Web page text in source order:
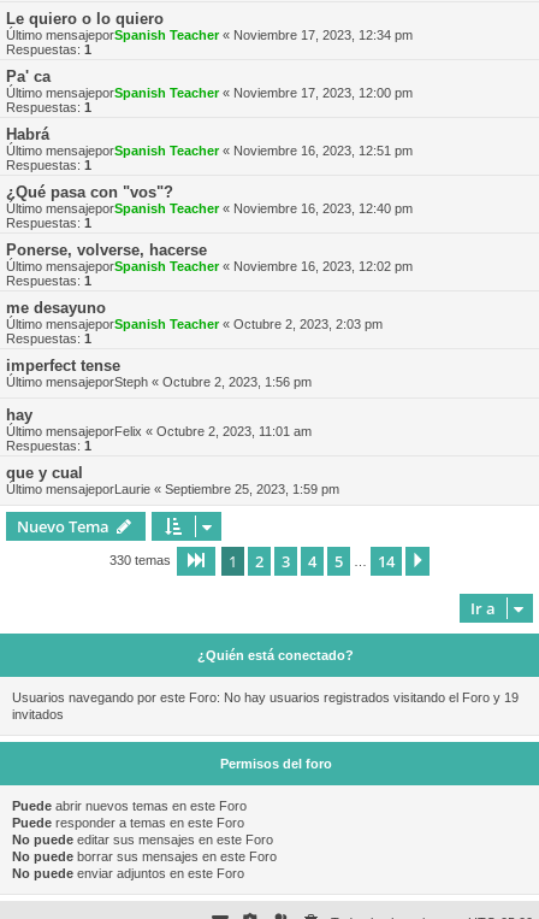
Le quiero o lo quiero
Último mensajeporSpanish Teacher« Noviembre 17, 2023, 12:34 pm
Respuestas: 1
Pa' ca
Último mensajeporSpanish Teacher« Noviembre 17, 2023, 12:00 pm
Respuestas: 1
Habrá
Último mensajeporSpanish Teacher« Noviembre 16, 2023, 12:51 pm
Respuestas: 1
¿Qué pasa con "vos"?
Último mensajeporSpanish Teacher« Noviembre 16, 2023, 12:40 pm
Respuestas: 1
Ponerse, volverse, hacerse
Último mensajeporSpanish Teacher« Noviembre 16, 2023, 12:02 pm
Respuestas: 1
me desayuno
Último mensajeporSpanish Teacher« Octubre 2, 2023, 2:03 pm
Respuestas: 1
imperfect tense
Último mensajeporSteph « Octubre 2, 2023, 1:56 pm
hay
Último mensajeporFelix « Octubre 2, 2023, 11:01 am
Respuestas: 1
que y cual
Último mensajeporLaurie « Septiembre 25, 2023, 1:59 pm
Nuevo Tema
330 temas Página de 14
1 2 3 4 5 14
Ir a
¿Quién está conectado?
Usuarios navegando por este Foro: No hay usuarios registrados visitando el Foro y 19
invitados
Permisos del foro
Puede abrir nuevos temas en este Foro
Puede responder a temas en este Foro
No puede editar sus mensajes en este Foro
No puede borrar sus mensajes en este Foro
No puede enviar adjuntos en este Foro